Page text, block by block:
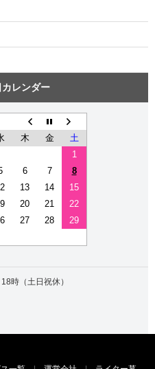
レンダー
木 金
土
1
6 7
8
13 14
15
20 21
22
27 28
29
時（土日祝休）